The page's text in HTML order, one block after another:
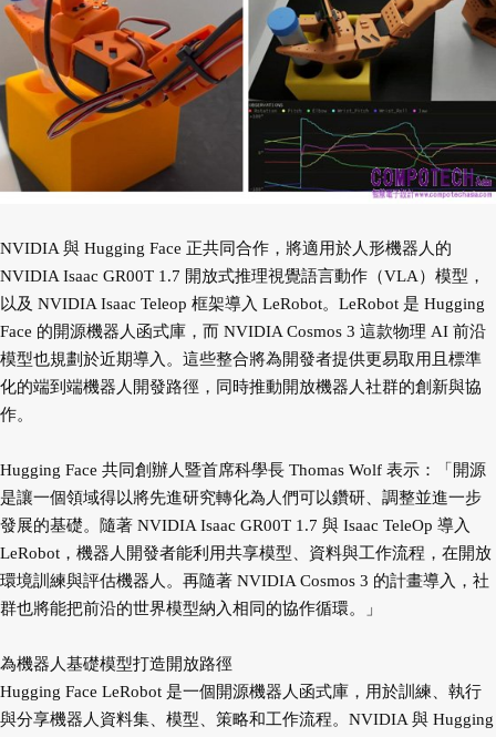
NVIDIA 與 Hugging Face 正共同合作，將適用於人形機器人的
NVIDIA Isaac GR00T 1.7 開放式推理視覺語言動作（VLA）模型，
以及 NVIDIA Isaac Teleop 框架導入 LeRobot。LeRobot 是 Hugging
Face 的開源機器人函式庫，而 NVIDIA Cosmos 3 這款物理 AI 前沿
模型也規劃於近期導入。這些整合將為開發者提供更易取用且標準
化的端到端機器人開發路徑，同時推動開放機器人社群的創新與協
作。
Hugging Face 共同創辦人暨首席科學長 Thomas Wolf 表示：「開源
是讓一個領域得以將先進研究轉化為人們可以鑽研、調整並進一步
發展的基礎。隨著 NVIDIA Isaac GR00T 1.7 與 Isaac TeleOp 導入
LeRobot，機器人開發者能利用共享模型、資料與工作流程，在開放
環境訓練與評估機器人。再隨著 NVIDIA Cosmos 3 的計畫導入，社
群也將能把前沿的世界模型納入相同的協作循環。」
為機器人基礎模型打造開放路徑
Hugging Face LeRobot 是一個開源機器人函式庫，用於訓練、執行
與分享機器人資料集、模型、策略和工作流程。NVIDIA 與 Hugging